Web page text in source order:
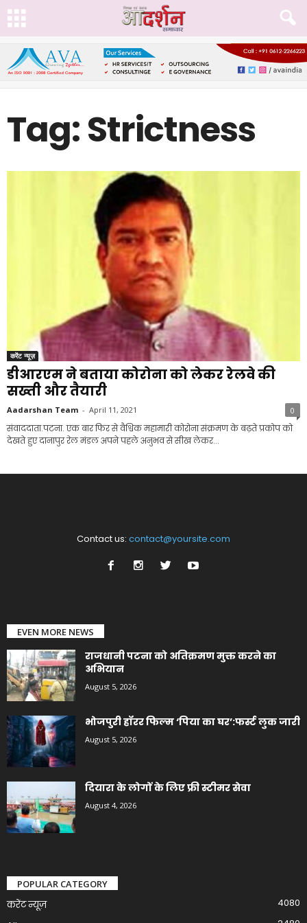
Tag: Strictness
करेंट न्यूज़
डीआरएम ने बताया कोरोना को लेकर रेलवे की
सख्ती और तैयारी
Aadarshan Team - April 11, 2021 0
संवाददाता.पटना. एक बार फिर से वैश्विक महामारी कोरोना संक्रमण के बढ़ते प्रकोप को
देखते हुए दानापुर रेल मंडल अपने पहले अनुभव से सीख लेकर...
Contact us: contact@yoursite.com
EVEN MORE NEWS
राजधानी पटना को अतिक्रमण मुक्त करने का
अभियान
August 5, 2026
भोजपुरी हॉरर फिल्म ‘पिया का घर’:फर्स्ट लुक जारी
August 5, 2026
दियारा के लोगों के लिए फ्री स्टीमर सेवा
August 4, 2026
POPULAR CATEGORY
करेंट न्यूज़
4080